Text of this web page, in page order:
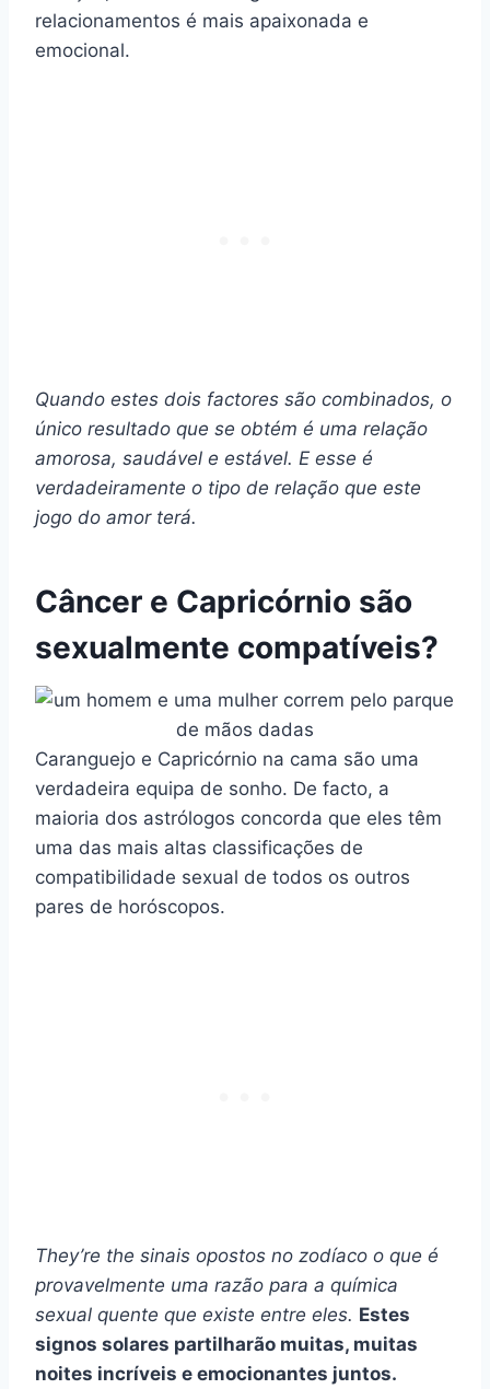
relacionamentos é mais apaixonada e
emocional.
Quando estes dois factores são combinados, o
único resultado que se obtém é uma relação
amorosa, saudável e estável. E esse é
verdadeiramente o tipo de relação que este
jogo do amorterá.
Câncer e Capricórnio são
sexualmente compatíveis?
Caranguejo e Capricórnio na cama são uma
verdadeira equipa de sonho. De facto, a
maioria dos astrólogos concorda que eles têm
uma das mais altas classificações de
compatibilidade sexual de todos os outros
pares de horóscopos.
They’re the sinais opostos no zodíaco o que é
provavelmente uma razão para a química
sexual quente que existe entre eles. Estes
signos solares partilharão muitas, muitas
noites incríveis e emocionantes juntos.